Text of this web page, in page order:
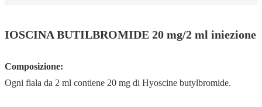
IOSCINA BUTILBROMIDE 20 mg/2 ml iniezione
Composizione:
Ogni fiala da 2 ml contiene 20 mg di Hyoscine butylbromide.